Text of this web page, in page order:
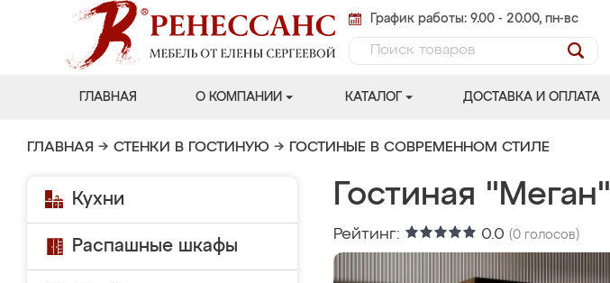
График работы: 9.00 - 20.00, пн-вс
ГЛАВНАЯ О КОМПАНИИ КАТАЛОГ ДОСТАВКА И ОПЛАТА
ГЛАВНАЯ → СТЕНКИ В ГОСТИНУЮ → ГОСТИНЫЕ В СОВРЕМЕННОМ СТИЛЕ
Кухни
Распашные шкафы
Гостиная "Меган"
Рейтинг: 0.0 (0 голосов)